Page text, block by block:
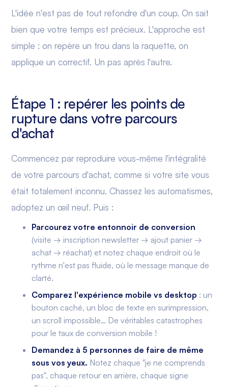
L'idée n'est pas de tout refondre d'un coup. On sait
bien que votre temps est précieux. L'approche est
simple : on repère un trou dans la raquette, on
applique un correctif. Un pas après l'autre.
Étape 1 : repérer les points de
rupture dans votre parcours
d'achat
Commencez par reproduire vous-même l'intégralité
de votre parcours d'achat, comme si votre site vous
était totalement inconnu. Chassez les automatismes,
adoptez un œil neuf. Puis :
Parcourez votre entonnoir de conversion
(visite → inscription newsletter → ajout panier →
achat → réachat) et notez chaque endroit où le
rythme n'est pas fluide, où le message manque de
clarté.
Comparez l'expérience mobile vs desktop : un
bouton caché, un bloc de texte en surimpression,
un scroll impossible… De véritables catastrophes
pour le taux de conversion mobile !
Demandez à 5 personnes de faire de même
sous vos yeux. Notez chaque "je ne comprends
pas", chaque retour en arrière, chaque signe